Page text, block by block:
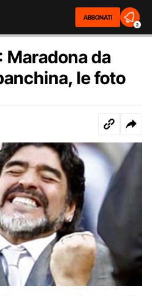
ABBONATI
2
Maradona da
le foto